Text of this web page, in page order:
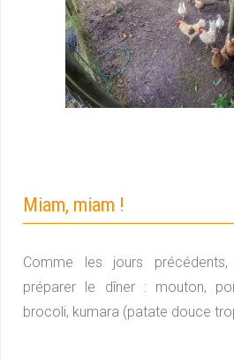
Miam, miam !
Comme les jours
préparer le dîner : mouton,
brocoli, kumara (patate douce